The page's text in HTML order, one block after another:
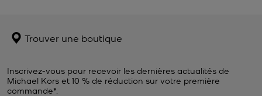
Trouver une boutique
Inscrivez-vous pour recevoir les dernières actualités de
Michael Kors et 10 % de réduction sur votre première
commande*.